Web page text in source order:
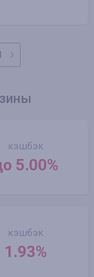
кэшбэк
5.00%
кэшбэк
1.93%